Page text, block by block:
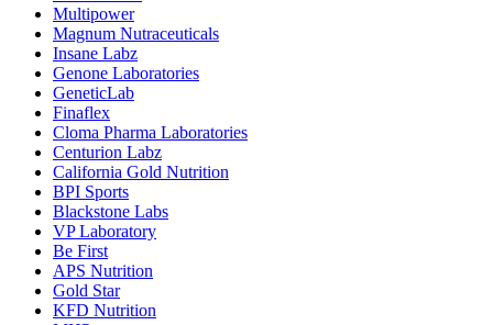
Multipower
Magnum Nutraceuticals
Insane Labz
Genone Laboratories
GeneticLab
Finaflex
Cloma Pharma Laboratories
Centurion Labz
California Gold Nutrition
BPI Sports
Blackstone Labs
VP Laboratory
Be First
APS Nutrition
Gold Star
KFD Nutrition